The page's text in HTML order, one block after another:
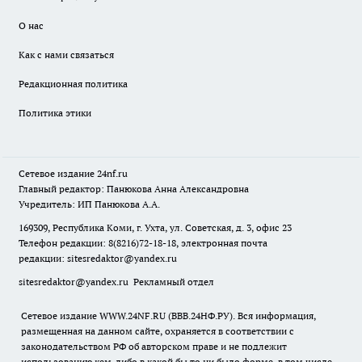
О нас
Как с нами связаться
Редакционная политика
Политика этики
Сетевое издание 24nf.ru
Главный редактор: Панюкова Анна Александровна
Учредитель: ИП Панюкова А.А.
169309, Республика Коми, г. Ухта, ул. Советская, д. 3, офис 23
Телефон редакции: 8(8216)72-18-18, электронная почта
редакции: sitesredaktor@yandex.ru
sitesredaktor@yandex.ru Рекламный отдел
Сетевое издание WWW.24NF.RU (ВВВ.24НФ.РУ). Вся информация,
размещенная на данном сайте, охраняется в соответствии с
законодательством РФ об авторском праве и не подлежит